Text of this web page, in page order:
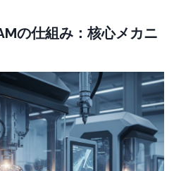
の仕組み：核心メカニ